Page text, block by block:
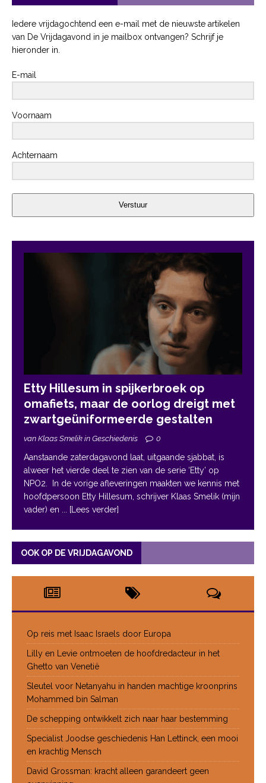
Iedere vrijdagochtend een e-mail met de nieuwste artikelen
van De Vrijdagavond in je mailbox ontvangen? Schrijf je
hieronder in.
E-mail
Voornaam
Achternaam
Verstuur
Etty Hillesum in spijkerbroek op
omafiets, maar de oorlog dreigt met
zwartgeüniformeerde gestalten
van Klaas Smelik in Geschiedenis 0
Aanstaande zaterdagavond laat, uitgaande sjabbat, is
alweer het vierde deel te zien van de serie ‘Etty’ op
NPO2. In de vorige afleveringen maakten we kennis met
hoofdpersoon Etty Hillesum, schrijver Klaas Smelik (mijn
vader) en
... [Lees verder]
OOK OP DE VRIJDAGAVOND
Op reis met Isaac Israels door Europa
Lilly en Levie ontmoeten de hoofdredacteur in het
Ghetto van Venetië
Sleutel voor Netanyahu in handen machtige kroonprins
Mohammed bin Salman
De schepping ontwikkelt zich naar haar bestemming
Specialist Joodse geschiedenis Han Lettinck, een mooi
en krachtig Mensch
David Grossman: kracht alleen garandeert geen